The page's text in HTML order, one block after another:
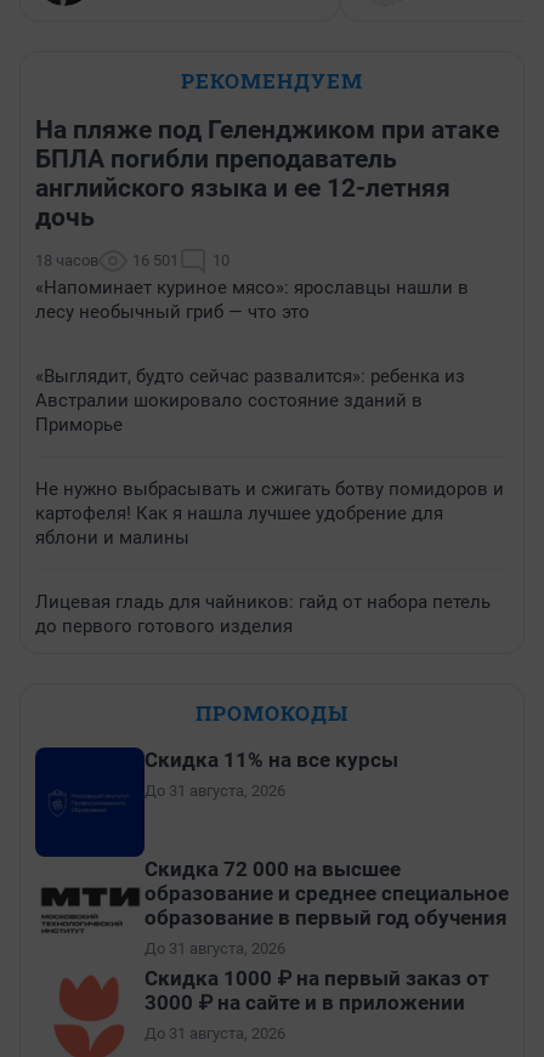
РЕКОМЕНДУЕМ
На пляже под Геленджиком при атаке
БПЛА погибли преподаватель
английского языка и ее 12-летняя
дочь
18 часов 16 501 10
«Напоминает куриное мясо»: ярославцы нашли в
лесу необычный гриб — что это
«Выглядит, будто сейчас развалится»: ребенка из
Австралии шокировало состояние зданий в
Приморье
Не нужно выбрасывать и сжигать ботву помидоров и
картофеля! Как я нашла лучшее удобрение для
яблони и малины
Лицевая гладь для чайников: гайд от набора петель
до первого готового изделия
ПРОМОКОДЫ
Скидка 11% на все курсы
До 31 августа, 2026
Скидка 72 000 на высшее
образование и среднее специальное
образование в первый год обучения
До 31 августа, 2026
Скидка 1000 ₽ на первый заказ от
3000 ₽ на сайте и в приложении
До 31 августа, 2026